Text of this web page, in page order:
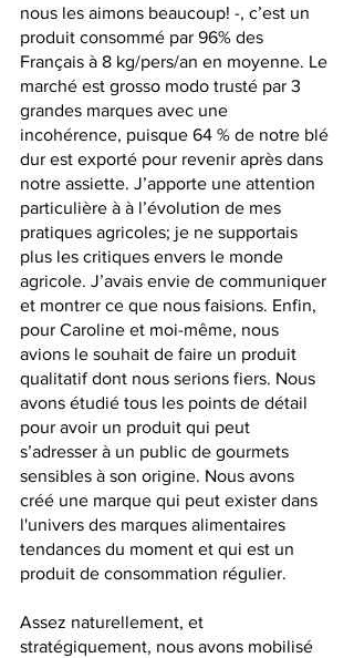
nous les aimons beaucoup! -, c’est un
produit consommé par 96% des
Français à 8 kg/pers/an en moyenne. Le
marché est grosso modo trusté par 3
grandes marques avec une
incohérence, puisque 64 % de notre blé
dur est exporté pour revenir après dans
notre assiette. J’apporte une attention
particulière à à l’évolution de mes
pratiques agricoles; je ne supportais
plus les critiques envers le monde
agricole. J’avais envie de communiquer
et montrer ce que nous faisions. Enfin,
pour Caroline et moi-même, nous
avions le souhait de faire un produit
qualitatif dont nous serions fiers. Nous
avons étudié tous les points de détail
pour avoir un produit qui peut
s’adresser à un public de gourmets
sensibles à son origine. Nous avons
créé une marque qui peut exister dans
l'univers des marques alimentaires
tendances du moment et qui est un
produit de consommation régulier.
Assez naturellement, et
stratégiquement, nous avons mobilisé